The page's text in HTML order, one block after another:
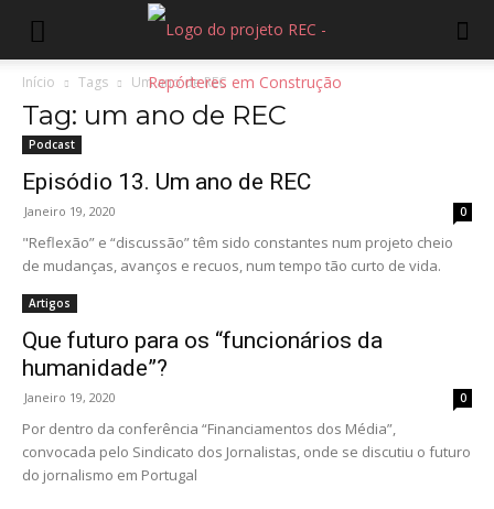
Início Tags Um ano de REC
Tag: um ano de REC
Podcast
Episódio 13. Um ano de REC
Janeiro 19, 2020 0
"Reflexão” e “discussão” têm sido constantes num projeto cheio
de mudanças, avanços e recuos, num tempo tão curto de vida.
Artigos
Que futuro para os “funcionários da
humanidade”?
Janeiro 19, 2020 0
Por dentro da conferência “Financiamentos dos Média”,
convocada pelo Sindicato dos Jornalistas, onde se discutiu o futuro
do jornalismo em Portugal